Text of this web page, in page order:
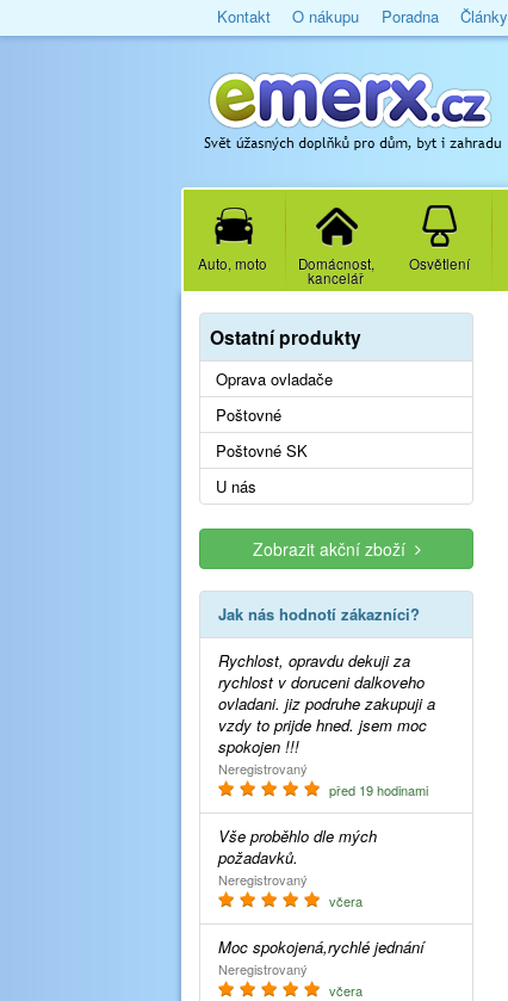
Kontakt O nákupu Poradna Články
Auto, moto Domácnost,
kancelář
Osvětlení
Ostatní produkty
Oprava ovladače
Poštovné
Poštovné SK
U nás
Zobrazit akční zboží
Jak nás hodnotí zákazníci?
Rychlost, opravdu dekuji za
rychlost v doruceni dalkoveho
ovladani. jiz podruhe zakupuji a
vzdy to prijde hned. jsem moc
spokojen !!!
Neregistrovaný
před 19 hodinami
Vše proběhlo dle mých
požadavků.
Neregistrovaný
včera
Moc spokojená,rychlé jednání
Neregistrovaný
včera